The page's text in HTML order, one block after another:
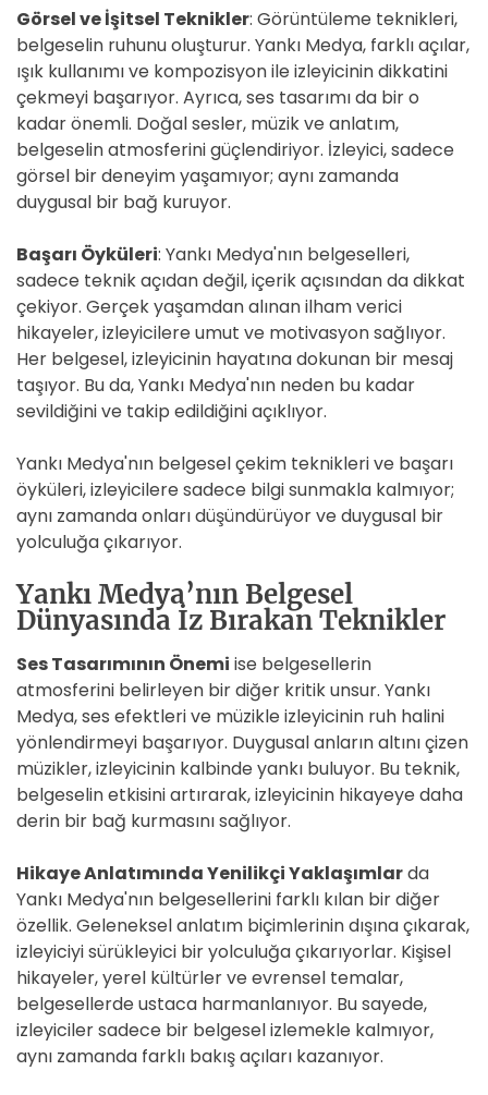
Görsel ve İşitsel Teknikler: Görüntüleme teknikleri,
belgeselin ruhunu oluşturur. Yankı Medya, farklı açılar,
ışık kullanımı ve kompozisyon ile izleyicinin dikkatini
çekmeyi başarıyor. Ayrıca, ses tasarımı da bir o
kadar önemli. Doğal sesler, müzik ve anlatım,
belgeselin atmosferini güçlendiriyor. İzleyici, sadece
görsel bir deneyim yaşamıyor; aynı zamanda
duygusal bir bağ kuruyor.
Başarı Öyküleri: Yankı Medya'nın belgeselleri,
sadece teknik açıdan değil, içerik açısından da dikkat
çekiyor. Gerçek yaşamdan alınan ilham verici
hikayeler, izleyicilere umut ve motivasyon sağlıyor.
Her belgesel, izleyicinin hayatına dokunan bir mesaj
taşıyor. Bu da, Yankı Medya'nın neden bu kadar
sevildiğini ve takip edildiğini açıklıyor.
Yankı Medya'nın belgesel çekim teknikleri ve başarı
öyküleri, izleyicilere sadece bilgi sunmakla kalmıyor;
aynı zamanda onları düşündürüyor ve duygusal bir
yolculuğa çıkarıyor.
Yankı Medya’nın Belgesel
Dünyasında İz Bırakan Teknikler
Ses Tasarımının Önemi ise belgesellerin
atmosferini belirleyen bir diğer kritik unsur. Yankı
Medya, ses efektleri ve müzikle izleyicinin ruh halini
yönlendirmeyi başarıyor. Duygusal anların altını çizen
müzikler, izleyicinin kalbinde yankı buluyor. Bu teknik,
belgeselin etkisini artırarak, izleyicinin hikayeye daha
derin bir bağ kurmasını sağlıyor.
Hikaye Anlatımında Yenilikçi Yaklaşımlarda
Yankı Medya'nın belgesellerini farklı kılan bir diğer
özellik. Geleneksel anlatım biçimlerinin dışına çıkarak,
izleyiciyi sürükleyici bir yolculuğa çıkarıyorlar. Kişisel
hikayeler, yerel kültürler ve evrensel temalar,
belgesellerde ustaca harmanlanıyor. Bu sayede,
izleyiciler sadece bir belgesel izlemekle kalmıyor,
aynı zamanda farklı bakış açıları kazanıyor.